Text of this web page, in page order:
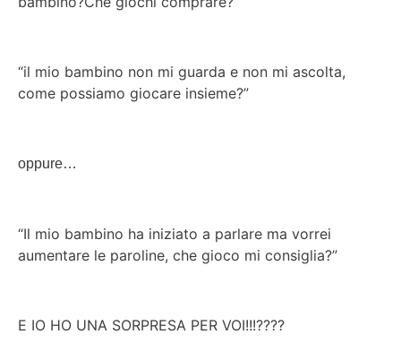
“il mio bambino non mi guarda e non mi ascolta,
come possiamo giocare insieme?”
oppure…
“Il mio bambino ha iniziato a parlare ma vorrei
aumentare le paroline, che gioco mi consiglia?”
E IO HO UNA SORPRESA PER VOI!!!????